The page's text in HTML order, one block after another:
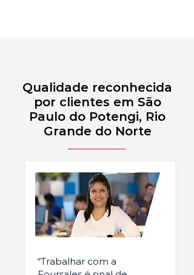
Qualidade reconhecida
por clientes em São
Paulo do Potengi, Rio
Grande do Norte
“Trabalhar com a